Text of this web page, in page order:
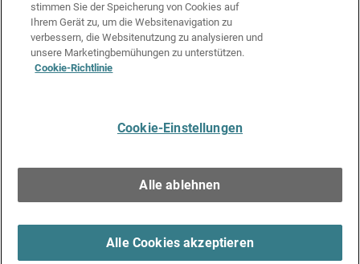
Cookie-Richtlinie
Datenschutzrichtlinie
Media & Brand Kit
stimmen Sie der Speicherung von Cookies auf
Ihrem Gerät zu, um die Websitenavigation zu
verbessern, die Websitenutzung zu analysieren und
unsere Marketingbemühungen zu unterstützen.
Cookie-Richtlinie
Cookie-Einstellungen
Alle ablehnen
Alle Cookies akzeptieren